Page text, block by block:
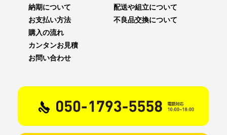
納期について
お支払い方法
配送や組立について
不良品交換について
購入の流れ
カンタンお見積
お問い合わせ